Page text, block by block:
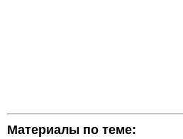
Материалы по теме: